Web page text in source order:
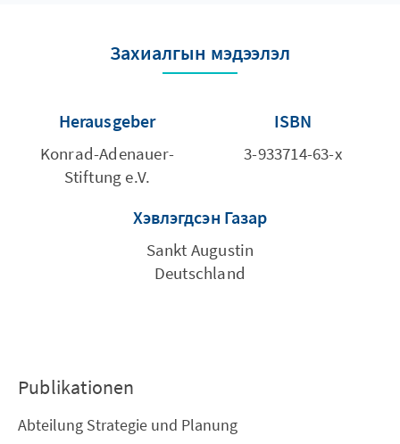
Захиалгын мэдээлэл
Herausgeber
Konrad-Adenauer-
Stiftung e.V.
ISBN
3-933714-63-x
Хэвлэгдсэн Газар
Sankt Augustin
Deutschland
Publikationen
Abteilung Strategie und Planung